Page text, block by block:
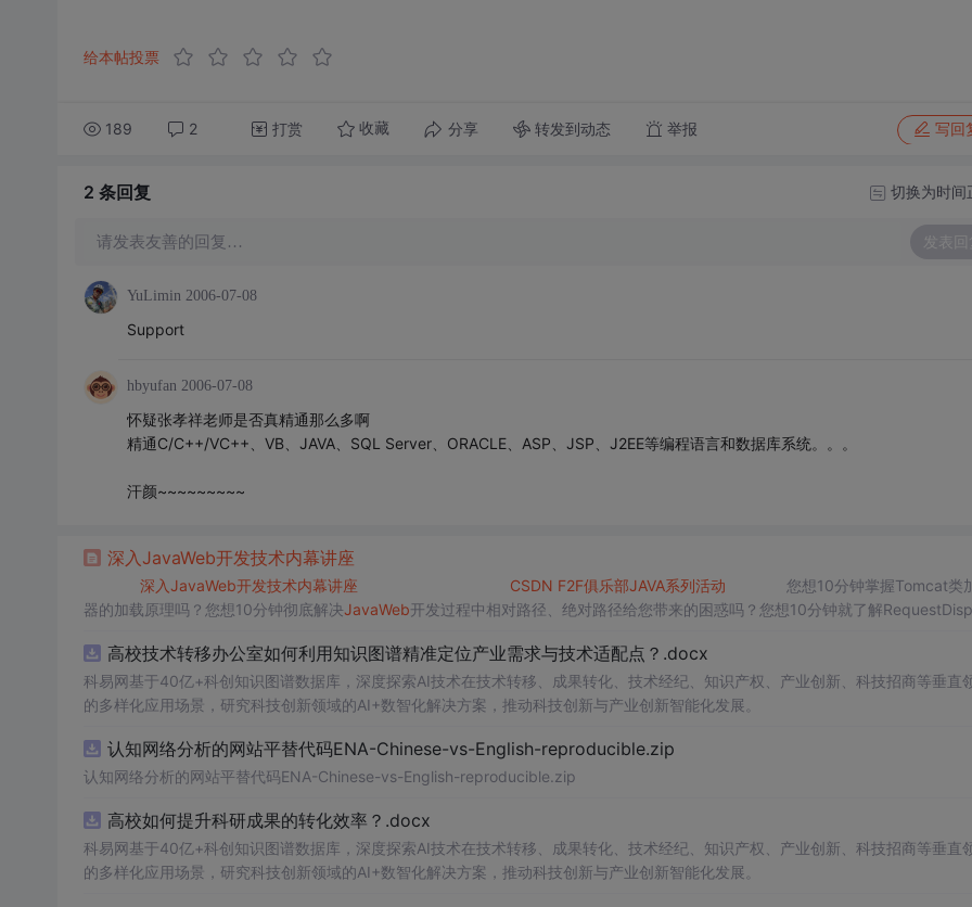
给本帖投票
189 2 打赏 收藏 分享 转发到动态 举报 写回
2 条回复 切换为时间
请发表友善的回复… 发表回
YuLimin 2006-07-08
Support
hbyufan 2006-07-08
怀疑张孝祥老师是否真精通那么多啊
精通C/C++/VC++、VB、JAVA、SQL Server、ORACLE、ASP、JSP、J2EE等编程语言和数据库系统。。。
汗颜~~~~~~~~~
深入 JavaWeb开发技术内幕讲座
深入JavaWeb开发技术内幕讲座 CSDN F2F俱乐部JAVA系列活动 您想10分钟掌握Tomcat类
器的加载原理吗？您想10分钟彻底解决JavaWeb开发过程中相对路径、绝对路径给您带来的困惑吗？您想10分钟就了解
高校技术转移办公室如何利用知识图谱精准定位产业需求与技术适配点？.docx
科易网基于40亿+科创知识图谱数据库，深度探索AI技术在技术转移、成果转化、技术经纪、知识产权、产业创新、科技招商等垂直
的多样化应用场景，研究科技创新领域的AI+数智化解决方案，推动科技创新与产业创新智能化发展。
认知网络分析的网站平替代码ENA-Chinese-vs-English-reproducible.zip
认知网络分析的网站平替代码ENA-Chinese-vs-English-reproducible.zip
高校如何提升科研成果的转化效率？.docx
科易网基于40亿+科创知识图谱数据库，深度探索AI技术在技术转移、成果转化、技术经纪、知识产权、产业创新、科技招商等垂直
的多样化应用场景，研究科技创新领域的AI+数智化解决方案，推动科技创新与产业创新智能化发展。